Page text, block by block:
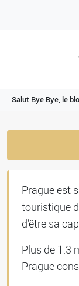
Salut Bye Bye, le
Prague est
touristique
d’être sa
Plus de 1.3
Prague